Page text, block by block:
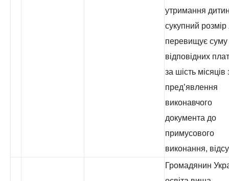
утримання
сукупний розмір
перевищує суму
відповідних
за шість місяців
пред’явлення
виконавчого
документа до
примусового
виконання,
Громадянин